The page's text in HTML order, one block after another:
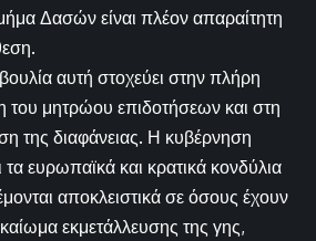
Δασών είναι πλέον απαραίτητη
αυτή στοχεύει στην πλήρη
του μητρώου επιδοτήσεων και στη
της διαφάνειας. Η κυβέρνηση
τα ευρωπαϊκά και κρατικά κονδύλια
αποκλειστικά σε όσους έχουν
εκμετάλλευσης της γης,